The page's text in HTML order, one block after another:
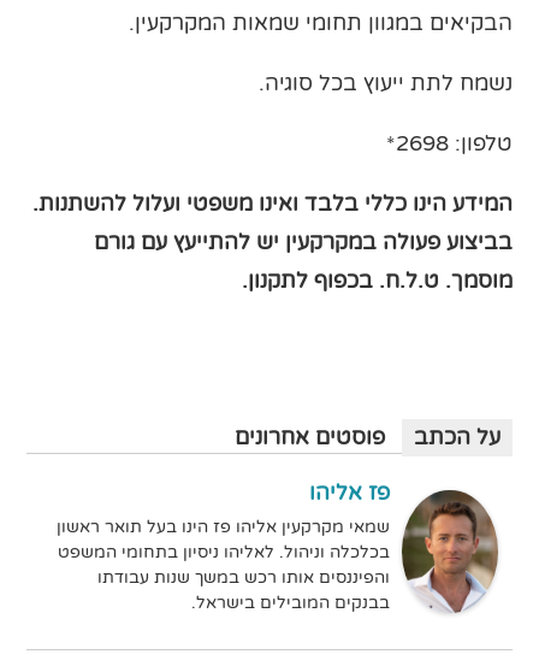
הבקיאים במגוון תחומי שמאות המקרקעין.
נשמח לתת ייעוץ בכל סוגיה.
טלפון: 2698*
המידע הינו כללי בלבד ואינו משפטי ועלול להשתנות.
בביצוע פעולה במקרקעין יש להתייעץ עם גורם
מוסמך. ט.ל.ח. בכפוף לתקנון.
על הכתב פוסטים אחרונים
פז אליהו
שמאי מקרקעין אליהו פז הינו בעל תואר ראשון
בכלכלה וניהול. לאליהו ניסיון בתחומי המשפט
והפיננסים אותו רכש במשך שנות עבודתו
בבנקים המובילים בישראל.